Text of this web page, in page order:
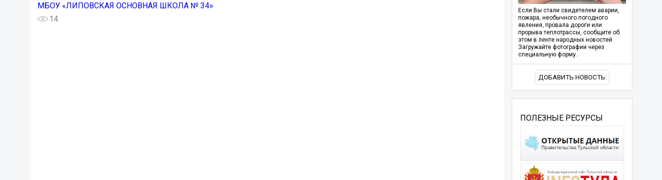
МБОУ «ЛИПОВСКАЯ ОСНОВНАЯ ШКОЛА № 34»
14
Если Вы стали свидетелем аварии,
пожара, необычного погодного
явления, провала дороги или
прорыва теплотрассы, сообщите об
этом в ленте народных новостей.
Загружайте фотографии через
специальную форму.
ДОБАВИТЬ НОВОСТЬ
ПОЛЕЗНЫЕ РЕСУРСЫ